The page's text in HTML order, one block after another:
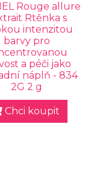
Rouge allure
Rtěnka s
intenzitou
barvy pro
a péči jako
náplň - 834
2G 2 g
Chci koupit